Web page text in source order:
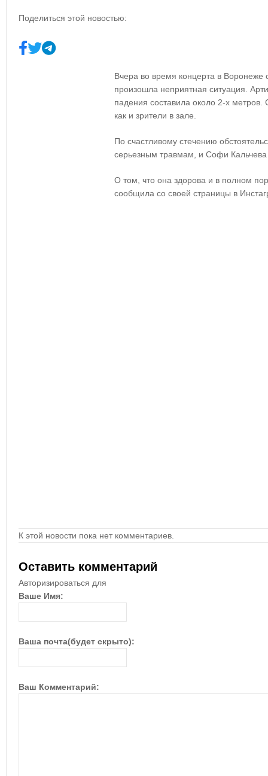
Поделиться этой новостью:
Вчера во время концерта в
произошла неприятная ситуация.
падения составила около 2-х
как и зрители в зале.
По счастливому стечению
серьезным травмам, и Софи
О том, что она здорова и в полном
сообщила со своей страницы в
К этой новости пока нет комментариев.
Оставить комментарий
Авторизироваться для
Ваше Имя:
Ваша почта(будет скрыто):
Ваш Комментарий: